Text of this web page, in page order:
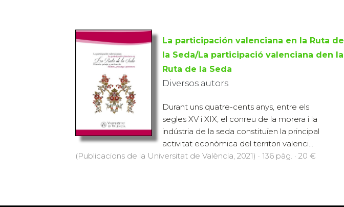
La participación valenciana en la Ruta de
la Seda/La participació valenciana den la
Ruta de la Seda
Diversos autors
Durant uns quatre-cents anys, entre els
segles XV i XIX, el conreu de la morera i la
indústria de la seda constituïen la principal
activitat econòmica del territori valenci...
(Publicacions de la Universitat de València, 2021) · 136 pàg. · 20 €